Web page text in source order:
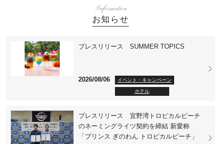
Information
お知らせ
プレスリリース SUMMER TOPICS
2026/08/06 イベント・キャンペーン
ホテル
プレスリリース 宜野湾トロピカルビーチ
のネーミングライツ契約を締結 新愛称
「プリンス ぎのわん トロピカルビーチ」